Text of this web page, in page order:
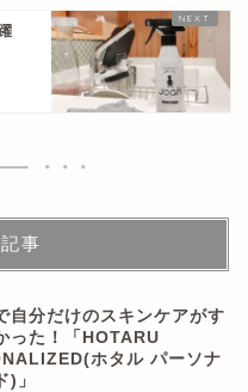
事
自分だけのスキンケアがす
った！「HOTARU
ホタル パーソナ
)」